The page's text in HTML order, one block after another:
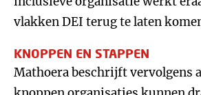
vlakken DEI terug te laten
KNOPPEN EN STAPPEN
Mathoera beschrijft vervolgens